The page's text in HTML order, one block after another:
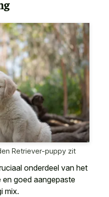
Retriever-puppy zit
onderdeel van het
goed aangepaste
mix.